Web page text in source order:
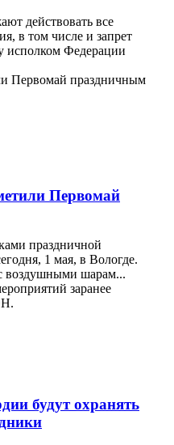
действовать все
в том числе и запрет
исполком Федерации
Первомай
праздничной
1 мая, в Вологде.
воздушными шарам...
будут охранять